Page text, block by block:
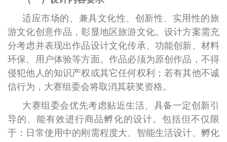
适应市场的、兼具文化性、创新性、实用性的旅
游文化创意作品，彰显地区旅游文化。设计方案需充
分考虑并表现出作品设计文化传承、功能创新、材料
环保、用户体验等方面。作品必须为原创作品，不得
侵犯他人的知识产权或其它任何权利；若有其他不诚
信行为，大赛组委会将取消其获奖资格。
大赛组委会优先考虑贴近生活、具备一定创新引
导的、能有效进行商品孵化的设计。包括但不仅限
于：日常使用中的刚需程度大、智能生活设计、孵化